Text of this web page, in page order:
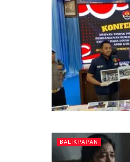
BALIKPAPAN